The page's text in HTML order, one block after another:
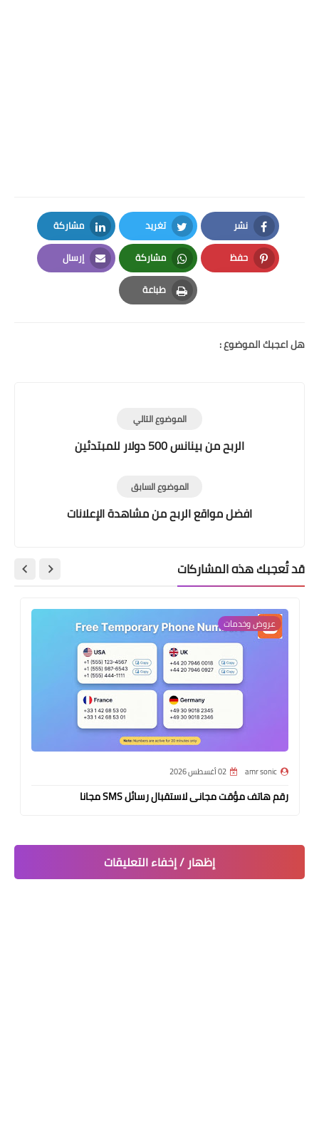
نشر
Facebook
تغريد
Twitter
مشاركة
LinkedIn
حفظ
Pinterest
مشاركة
Whatsapp
إرسال
Email
طباعة
Print
هل اعجبك الموضوع :
الموضوع التالي
الربح من بينانس 500 دولار للمبتدئين
الموضوع السابق
افضل مواقع الربح من مشاهدة الإعلانات
قد تُعجبك هذه المشاركات
عروض وخدمات
amr sonic 02 أغسطس 2026
رقم هاتف مؤقت مجانى لاستقبال رسائل SMS مجانا
إظهار / إخفاء التعليقات